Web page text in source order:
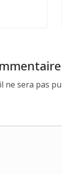
ne sera pas